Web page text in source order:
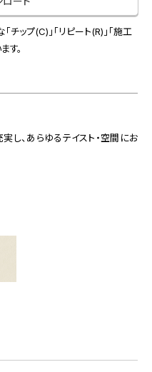
ップ(C)」「リピート(R)」「施工
す。
し、あらゆるテイスト・空間にお